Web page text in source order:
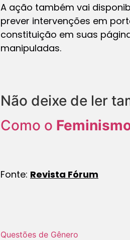
A ação também vai
prever intervenções em
constituição em suas
manipuladas.
Não deixe de ler
Como o
Fonte: Revista Fórum
Questões de Gênero